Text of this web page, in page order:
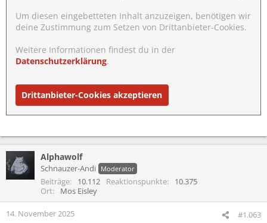
Um diesen eingebetteten Inhalt anzuzeigen, benötigen wir
deine Zustimmung zum Setzen von Drittanbieter-Cookies.
Weitere Informationen findest du in der
Datenschutzerklärung.
Drittanbieter-Cookies akzeptieren
Alphawolf
Schnauzer-Andi Moderator
Beiträge 10.112 Reaktionspunkte
10.375
Ort
Mos Eisley
14. November 2025 #1.063